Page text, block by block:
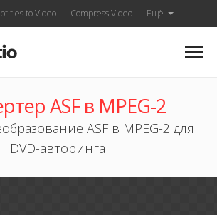
to Video Compress Video Ещё
ASF в MPEG-2
ASF в MPEG-2 для
DVD-авторинга